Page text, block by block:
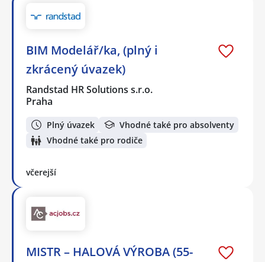
BIM Modelář/ka, (plný i
zkrácený úvazek)
Randstad HR Solutions s.r.o.
Praha
Plný úvazek
Vhodné také pro absolventy
Vhodné také pro rodiče
včerejší
MISTR – HALOVÁ VÝROBA (55-